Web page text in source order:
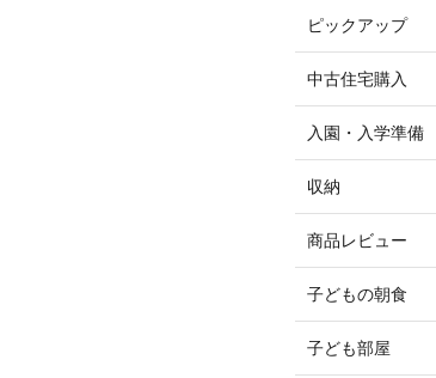
ピックアップ
中古住宅購入
入園・入学準備
収納
商品レビュー
子どもの朝食
子ども部屋